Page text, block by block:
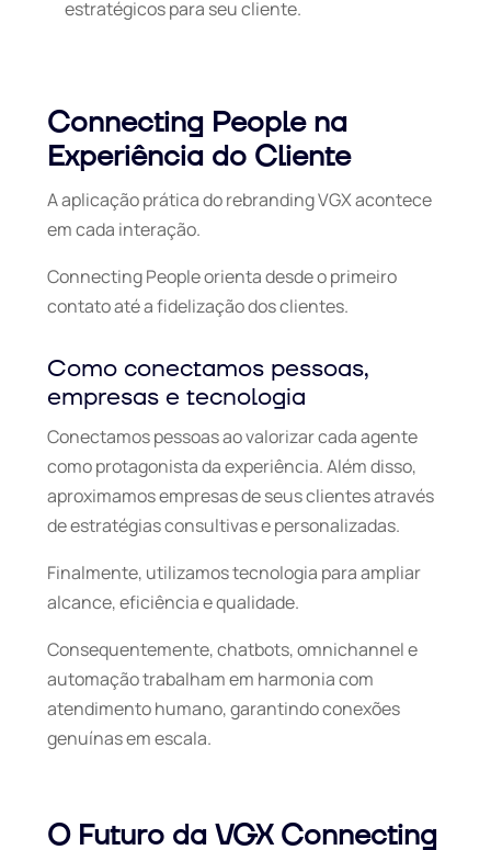
estratégicos para seu cliente.
Connecting People na
Experiência do Cliente
A aplicação prática do rebranding VGX acontece
em cada interação.
Connecting Peopleorienta desde o primeiro
contato até a fidelização dos clientes.
Como conectamos pessoas,
empresas e tecnologia
Conectamos pessoas ao valorizar cada agente
como protagonista da experiência. Além disso,
aproximamos empresas de seus clientes através
de estratégias consultivas e personalizadas.
Finalmente, utilizamos tecnologia para ampliar
alcance, eficiência e qualidade.
Consequentemente, chatbots, omnichannel e
automação trabalham em harmonia com
atendimento humano, garantindo conexões
genuínas em escala.
O Futuro da VGX Connecting